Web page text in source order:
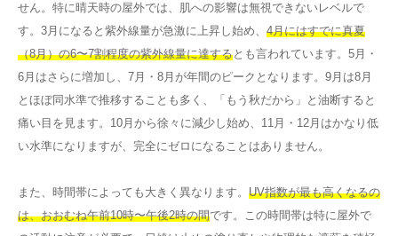
せん。特に晴天時の屋外では、肌への影響は無視できないレベルで
す。3月になると紫外線量が急激に上昇し始め、 4月にはすでに真夏
（8月）の6〜7割程度の紫外線量に達するとも言われています。5月・
6月はさらに増加し、7月・8月が年間のピークとなります。9月は8月
とほぼ同水準で推移することも多く、「もう秋だから」と油断すると
痛い目を見ます。10月から徐々に減少し始め、11月・12月はかなり低
い水準になりますが、完全にゼロになることはありません。
また、時間帯によっても大きく異なります。 UV指数が最も高くなるの
は、おおむね午前10時〜午後2時の間です。この時間帯は特に屋外で